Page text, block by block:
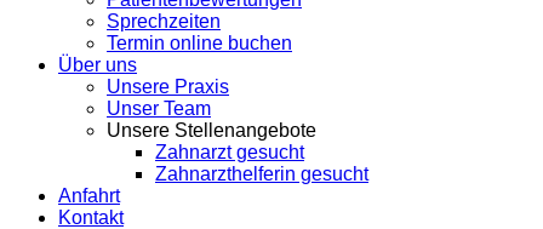
Sprechzeiten
Termin online buchen
Über uns
Unsere Praxis
Unser Team
Unsere Stellenangebote
Zahnarzt gesucht
Zahnarzthelferin gesucht
Anfahrt
Kontakt